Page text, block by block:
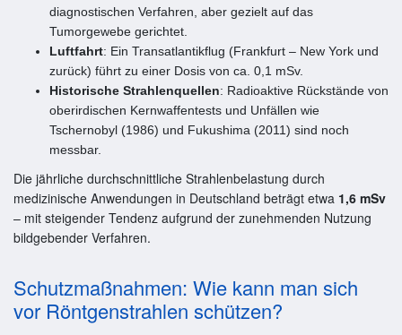
diagnostischen Verfahren, aber gezielt auf das
Tumorgewebe gerichtet.
Luftfahrt: Ein Transatlantikflug (Frankfurt – New York und
zurück) führt zu einer Dosis von ca. 0,1 mSv.
Historische Strahlenquellen: Radioaktive Rückstände von
oberirdischen Kernwaffentests und Unfällen wie
Tschernobyl (1986) und Fukushima (2011) sind noch
messbar.
Die jährliche durchschnittliche Strahlenbelastung durch
medizinische Anwendungen in Deutschland beträgt etwa 1,6 mSv
– mit steigender Tendenz aufgrund der zunehmenden Nutzung
bildgebender Verfahren.
Schutzmaßnahmen: Wie kann man sich
vor Röntgenstrahlen schützen?